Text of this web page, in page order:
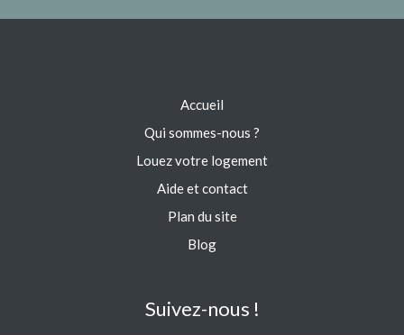
Accueil
Qui sommes-nous ?
Louez votre logement
Aide et contact
Plan du site
Blog
Suivez-nous !